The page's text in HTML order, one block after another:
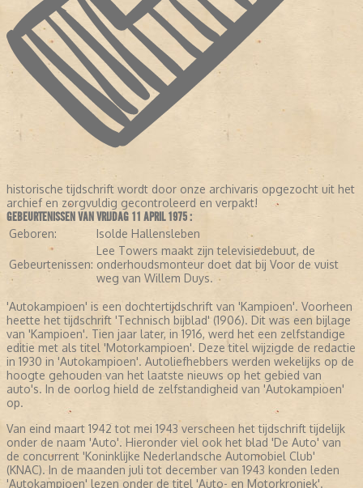
historische tijdschrift wordt door onze archivaris opgezocht uit het
archief en zorgvuldig gecontroleerd en verpakt!
GEBEURTENISSEN VAN VRIJDAG 11 APRIL 1975 :
Geboren: Isolde Hallensleben
Gebeurtenissen:
Lee Towers maakt zijn televisiedebuut, de
onderhoudsmonteur doet dat bij Voor de vuist
weg van Willem Duys.
'Autokampioen' is een dochtertijdschrift van 'Kampioen'. Voorheen
heette het tijdschrift 'Technisch bijblad' (1906). Dit was een bijlage
van 'Kampioen'. Tien jaar later, in 1916, werd het een zelfstandige
editie met als titel 'Motorkampioen'. Deze titel wijzigde de redactie
in 1930 in 'Autokampioen'. Autoliefhebbers werden wekelijks op de
hoogte gehouden van het laatste nieuws op het gebied van
auto's. In de oorlog hield de zelfstandigheid van 'Autokampioen'
op.
Van eind maart 1942 tot mei 1943 verscheen het tijdschrift tijdelijk
onder de naam 'Auto'. Hieronder viel ook het blad 'De Auto' van
de concurrent 'Koninklijke Nederlandsche Automobiel Club'
(KNAC). In de maanden juli tot december van 1943 konden leden
'Autokampioen' lezen onder de titel 'Auto- en Motorkroniek'.